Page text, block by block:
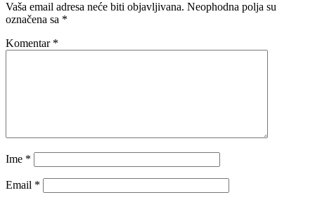
Vaša email adresa neće biti objavljivana. Neophodna polja su
označena sa *
Komentar *
Ime *
Email *